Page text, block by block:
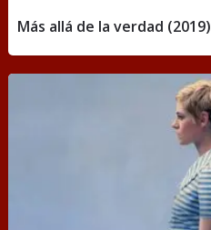
Más allá de la verdad (2019)